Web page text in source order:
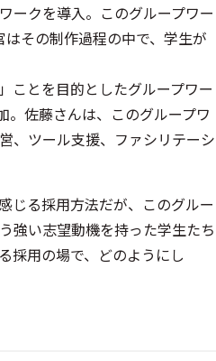
ークを導入。このグループワー
その制作過程の中で、学生が
ことを目的としたグループワー
佐藤さんは、このグループワ
、ツール支援、ファシリテーシ
じる採用方法だが、このグルー
強い志望動機を持った学生たち
採用の場で、どのようにし